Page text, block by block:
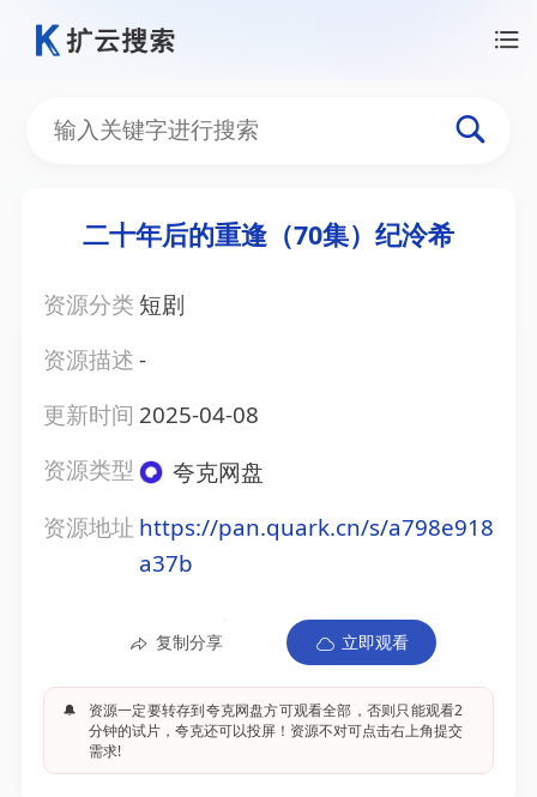
二十年后的重逢（70集）纪泠希
资源分类 短剧
资源描述-
更新时间 2025-04-08
资源类型
夸克网盘
资源地址 https://pan.quark.cn/s/a798e918
a37b
复制分享 立即观看
🔔
资源一定要转存到夸克网盘方可观看全部，否则只能观看2
分钟的试片，夸克还可以投屏！资源不对可点击右上角提交
需求!